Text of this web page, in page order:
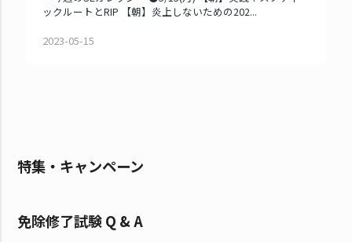
ックルートとRIP 【朝】炎上しないための202...
2023-05-15
特集・キャンペーン
免除修了試験 Q & A